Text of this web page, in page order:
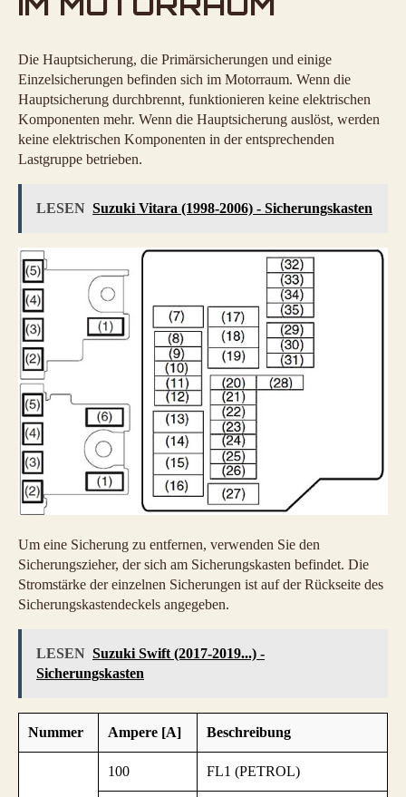
Die Hauptsicherung, die Primärsicherungen und einige
Einzelsicherungen befinden sich im Motorraum. Wenn die
Hauptsicherung durchbrennt, funktionieren keine elektrischen
Komponenten mehr. Wenn die Hauptsicherung auslöst, werden
keine elektrischen Komponenten in der entsprechenden
Lastgruppe betrieben.
LESEN Suzuki Vitara (1998-2006) - Sicherungskasten
Um eine Sicherung zu entfernen, verwenden Sie den
Sicherungszieher, der sich am Sicherungskasten befindet. Die
Stromstärke der einzelnen Sicherungen ist auf der Rückseite des
Sicherungskastendeckels angegeben.
LESEN Suzuki Swift (2017-2019...) -
Sicherungskasten
Nummer Ampere [A] Beschreibung
100 FL1 (PETROL)